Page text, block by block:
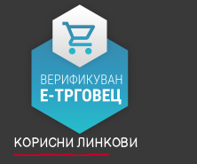
КОРИСНИ ЛИНКОВИ